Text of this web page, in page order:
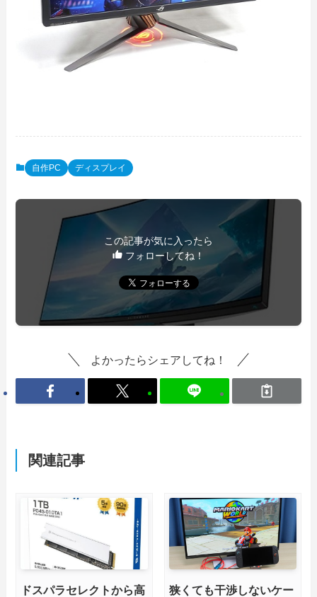
自作PC ディスプレイ
この記事が気に入ったら
フォローしてね！
よかったらシェアしてね！
関連記事
ドスパラセレクトから高
狭くても干渉しないケー